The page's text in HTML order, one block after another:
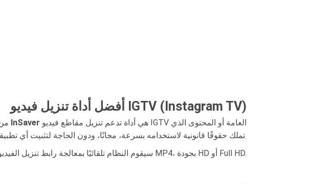
أفضل أداة تنزيل فيديو IGTV (Instagram TV)
InSaver
تملك حقوقًا قانونية لاستخدامه بسرعة، مجانًا، ودون الحاجة لتثبيت أي تطبيقات.
ما عليك سوى نسخ رابط فيديو IGTV → ولصقه في صفحة InSaver.to → سيقوم النظام تلقائيًا بمعالجة رابط تنزيل الفيديو وعرضه بتنسيق MP4، بجودة HD أو Full HD.